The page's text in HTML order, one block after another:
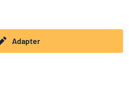
Adapter